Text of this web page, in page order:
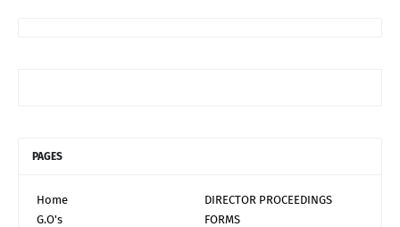
PAGES
Home
DIRECTOR PROCEEDINGS
G.O's
FORMS